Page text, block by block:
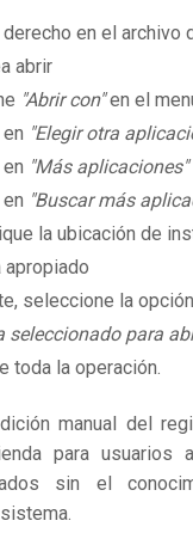
derecho en el archivo
abrir
"Abrir con"en el
"Elegir otra
"Más aplicaciones"
"Buscar más
la ubicación de
apropiado
seleccione la opción
seleccionado para
toda la operación.
manual del
para usuarios
sin el